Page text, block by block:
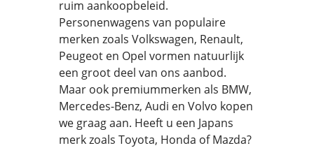
ruim aankoopbeleid.
Personenwagens van populaire
merken zoals Volkswagen, Renault,
Peugeot en Opel vormen natuurlijk
een groot deel van ons aanbod.
Maar ook premiummerken als BMW,
Mercedes-Benz, Audi en Volvo kopen
we graag aan. Heeft u een Japans
merk zoals Toyota, Honda of Mazda?